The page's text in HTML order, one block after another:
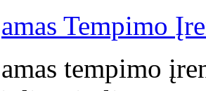
Tempimo
tempimo